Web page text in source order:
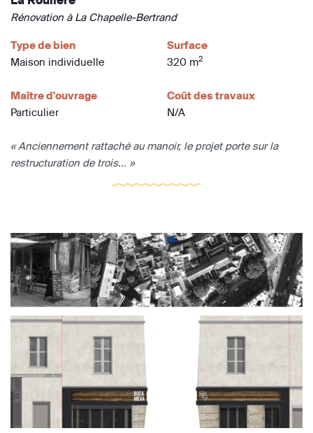
Rénovation à La Chapelle-Bertrand
Type de bien
Maison individuelle
Surface
320 m2
Maître d'ouvrage
Particulier
Coût des travaux
N/A
« Anciennement rattaché au manoir, le projet porte sur la
restructuration de trois... »